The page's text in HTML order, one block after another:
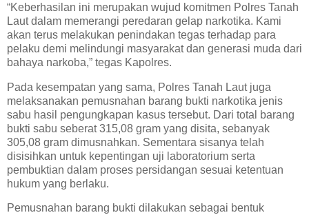
“Keberhasilan ini merupakan wujud komitmen Polres Tanah
Laut dalam memerangi peredaran gelap narkotika. Kami
akan terus melakukan penindakan tegas terhadap para
pelaku demi melindungi masyarakat dan generasi muda dari
bahaya narkoba,” tegas Kapolres.
Pada kesempatan yang sama, Polres Tanah Laut juga
melaksanakan pemusnahan barang bukti narkotika jenis
sabu hasil pengungkapan kasus tersebut. Dari total barang
bukti sabu seberat 315,08 gram yang disita, sebanyak
305,08 gram dimusnahkan. Sementara sisanya telah
disisihkan untuk kepentingan uji laboratorium serta
pembuktian dalam proses persidangan sesuai ketentuan
hukum yang berlaku.
Pemusnahan barang bukti dilakukan sebagai bentuk